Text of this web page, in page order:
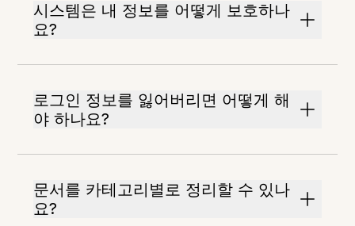
시스템은 내 정보를 어떻게 보호하나
요?
로그인 정보를 잃어버리면 어떻게 해
야 하나요?
문서를 카테고리별로 정리할 수 있나
요?